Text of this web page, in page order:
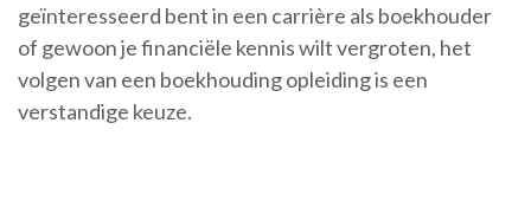
geïnteresseerd bent in een carrière als boekhouder
of gewoon je financiële kennis wilt vergroten, het
volgen van een boekhouding opleiding is een
verstandige keuze.